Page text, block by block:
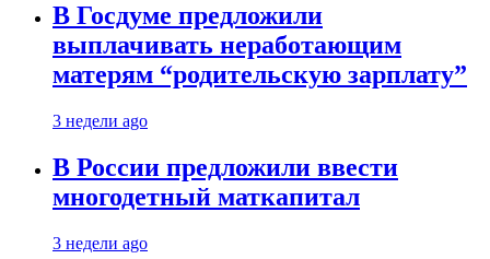
В Госдуме предложили
выплачивать неработающим
матерям “родительскую зарплату”
3 недели ago
В России предложили ввести
многодетный маткапитал
3 недели ago